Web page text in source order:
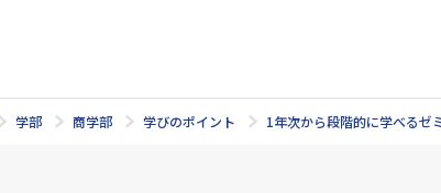
学部 商学部 学びのポイント 1年次から段階的に学べるゼ